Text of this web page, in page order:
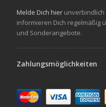
Melde Dich hierunverbindlich
informieren Dich regelmäßig
und Sonderangebote.
Zahlungsmöglichkeiten